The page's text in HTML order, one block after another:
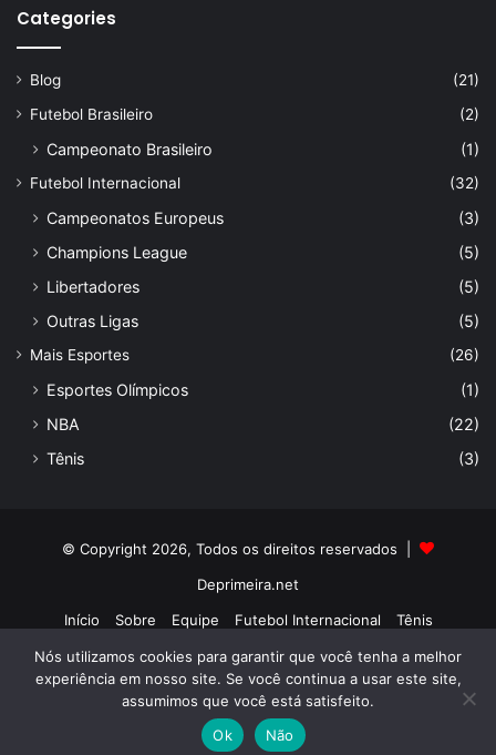
Categories
Blog
(21)
Futebol Brasileiro
(2)
Campeonato Brasileiro (1)
Futebol Internacional (32)
Campeonatos Europeus
(3)
Champions League
(5)
Libertadores
(5)
Outras Ligas
(5)
Mais Esportes (26)
Esportes Olímpicos
(1)
NBA
(22)
Tênis
(3)
© Copyright 2026, Todos os direitos reservados |
Deprimeira.net
Início
Sobre Equipe Futebol Internacional Tênis
Facebook
X LinkedInInstagram
Nós utilizamos cookies para garantir que você tenha a melhor
experiência em nosso site. Se você continua a usar este site,
assumimos que você está satisfeito.
Ok
Não